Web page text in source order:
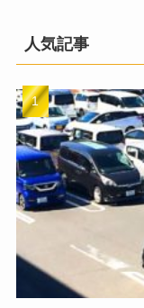
人気記事